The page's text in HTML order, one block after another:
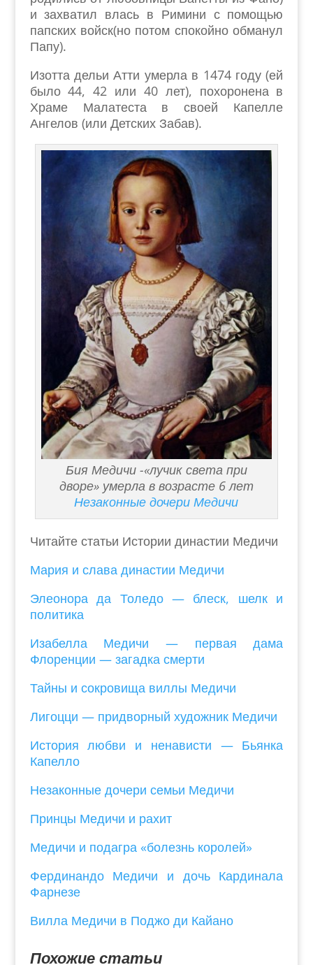
и захватил влась в Римини с помощью
папских войск(но потом спокойно обманул
Папу).
Изотта дельи Атти умерла в 1474 году (ей
было 44, 42 или 40 лет), похоронена в
Храме Малатеста в своей Капелле
Ангелов (или Детских Забав).
Бия Медичи -«лучик света при
дворе» умерла в возрасте 6 лет
Незаконные дочери Медичи
Читайте статьи Истории династии Медичи
Мария и слава династии Медичи
Элеонора да Толедо — блеск, шелк и
политика
Изабелла Медичи — первая дама
Флоренции — загадка смерти
Тайны и сокровища виллы Медичи
Лигоцци — придворный художник Медичи
История любви и ненависти — Бьянка
Капелло
Незаконные дочери семьи Медичи
Принцы Медичи и рахит
Медичи и подагра «болезнь королей»
Фердинандо Медичи и дочь Кардинала
Фарнезе
Вилла Медичи в Поджо ди Кайано
Похожие статьи